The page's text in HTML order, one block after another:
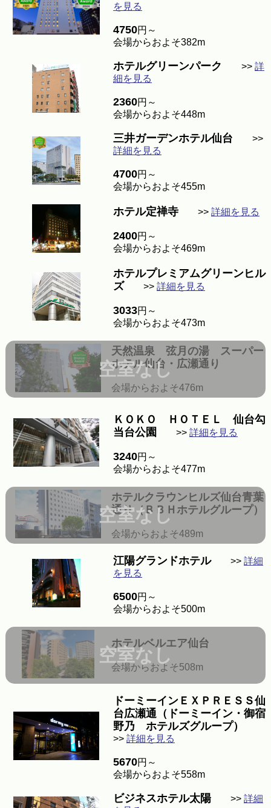
を見る
4750円～
会場からおよそ382m
ホテルグリーンパーク >> 詳
細を見る
2360円～
会場からおよそ448m
三井ガーデンホテル仙台 >>
詳細を見る
4700円～
会場からおよそ455m
ホテル定禅寺 >> 詳細を見る
2400円～
会場からおよそ469m
ホテルプレミアムグリーンヒル
ズ >> 詳細を見る
3033円～
会場からおよそ473m
空室なし
天然温泉 弦月の湯 スーパー
ホテル仙台・広瀬通り
会場からおよそ476m
ＫＯＫＯ ＨＯＴＥＬ 仙台勾
当台公園
>> 詳細を見る
3240円～
会場からおよそ477m
空室なし
ホテルクラウンヒルズ仙台青葉
通り（ＢＢＨホテルグループ）
会場からおよそ489m
江陽グランドホテル>> 詳細
を見る
6500円～
会場からおよそ500m
空室なし
ホテルベルエア仙台
会場からおよそ508m
ドーミーインＥＸＰＲＥＳＳ仙
台広瀬通（ドーミーイン・御宿
野乃 ホテルズグループ）
>> 詳細を見る
5670円～
会場からおよそ558m
ビジネスホテル太陽 >> 詳細